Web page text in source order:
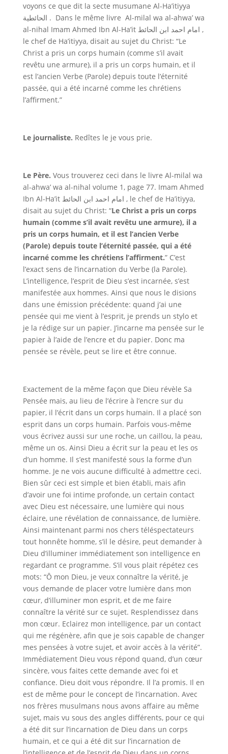
voyons ce que dit la secte musumane Al-Ha’itiyya
الحائطية . Dans le même livre Al-milal wa al-ahwa’ wa
al-nihal Imam Ahmed Ibn Al-Ha’itامام احمد ابن الحائط ,
le chef de Ha’itiyya, disait au sujet du Christ: “Le
Christ a pris un corps humain (comme s’il avait
revêtu une armure), il a pris un corps humain, et il
est l’ancien Verbe (Parole) depuis toute l’éternité
passée, qui a été incarné comme les chrétiens
l’affirment.”
Le journaliste. Redîtes le je vous prie.
Le Père. Vous trouverez ceci dans le livre Al-milal wa
al-ahwa’ wa al-nihal volume 1, page 77. Imam Ahmed
Ibn Al-Ha’itامام احمد ابن الحائط , le chef de Ha’itiyya,
disait au sujet du Christ: “Le Christ a pris un corps
humain (comme s’il avait revêtu une armure), il a
pris un corps humain, et il est l’ancien Verbe
(Parole) depuis toute l’éternité passée, qui a été
incarné comme les chrétiens l’affirment.” C’est
l’exact sens de l’incarnation du Verbe (la Parole).
L’intelligence, l’esprit de Dieu s’est incarnée, s’est
manifestée aux hommes. Ainsi que nous le disions
dans une émission précédente: quand j’ai une
pensée qui me vient à l’esprit, je prends un stylo et
je la rédige sur un papier. J’incarne ma pensée sur le
papier à l’aide de l’encre et du papier. Donc ma
pensée se révèle, peut se lire et être connue.
Exactement de la même façon que Dieu révèle Sa
Pensée mais, au lieu de l’écrire à l’encre sur du
papier, il l’écrit dans un corps humain. Il a placé son
esprit dans un corps humain. Parfois vous-même
vous écrivez aussi sur une roche, un caillou, la peau,
même un os. Ainsi Dieu a écrit sur la peau et les os
d’un homme. Il s’est manifesté sous la forme d’un
homme. Je ne vois aucune difficulté à admettre ceci.
Bien sûr ceci est simple et bien établi, mais afin
d’avoir une foi intime profonde, un certain contact
avec Dieu est nécessaire, une lumière qui nous
éclaire, une révélation de connaissance, de lumière.
Ainsi maintenant parmi nos chers téléspectateurs
tout honnête homme, s’il le désire, peut demander à
Dieu d’illuminer immédiatement son intelligence en
regardant ce programme. S’il vous plait répétez ces
mots: “Ô mon Dieu, je veux connaître la vérité, je
vous demande de placer votre lumière dans mon
cœur, d’illuminer mon esprit, et de me faire
connaître la vérité sur ce sujet. Resplendissez dans
mon cœur. Eclairez mon intelligence, par un contact
qui me régénère, afin que je sois capable de changer
mes pensées à votre sujet, et avoir accès à la vérité”.
Immédiatement Dieu vous répond quand, d’un cœur
sincère, vous faites cette demande avec foi et
confiance. Dieu doit vous répondre. Il l’a promis. Il en
est de même pour le concept de l’incarnation. Avec
nos frères musulmans nous avons affaire au même
sujet, mais vu sous des angles différents, pour ce qui
a été dit sur l’incarnation de Dieu dans un corps
humain, et ce qui a été dit sur l’incarnation de